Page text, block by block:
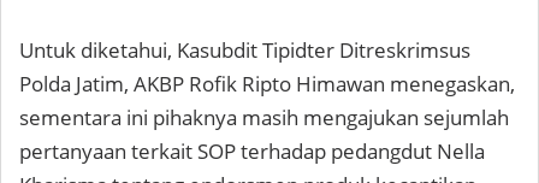
Untuk diketahui, Kasubdit Tipidter Ditreskrimsus
Polda Jatim, AKBP Rofik Ripto Himawan menegaskan,
sementara ini pihaknya masih mengajukan sejumlah
pertanyaan terkait SOP terhadap pedangdut Nella